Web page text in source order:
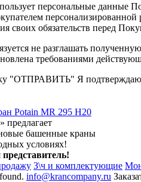
персональные данные
персонализированной
своих обязательств перед
не разглашать
требованиями
"ОТПРАВИТЬ" Я
предлагает
башенные краны
условиях!
З\ч и комплектующие
info@krancompany.ru